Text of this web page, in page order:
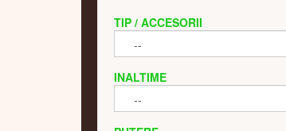
TIP / ACCESORII
INALTIME